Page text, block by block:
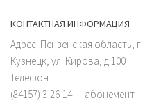
КОНТАКТНАЯ ИНФОРМАЦИЯ
Адрес: Пензенская область, г.
Кузнецк, ул. Кирова, д.100
Телефон:
(84157) 3-26-14 — абонемент